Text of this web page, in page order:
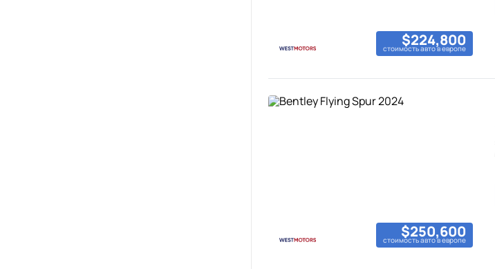
$224,800
стоимость авто в европе
$250,600
стоимость авто в европе